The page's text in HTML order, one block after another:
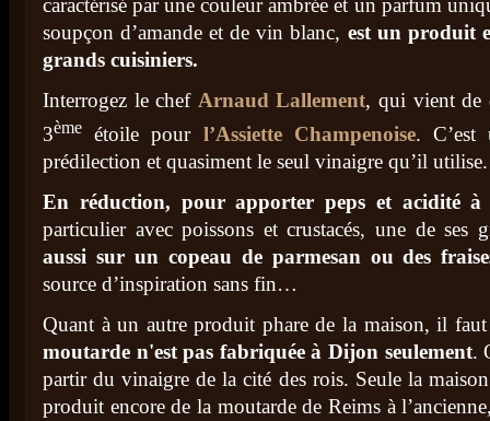
caractérisé par une couleur ambrée et un parfum
soupçon d’amande et de vin blanc, est un produit
grands cuisiniers.
Interrogez le chef Arnaud Lallement, qui vient de
3ème étoile pour l’Assiette Champenoise. C’est
prédilection et quasiment le seul vinaigre qu’il utilise.
En réduction, pour apporter peps et acidité
particulier avec poissons et crustacés, une de ses
aussi sur un copeau de parmesan ou des
source d’inspiration sans fin…
Quant à un autre produit phare de la maison, il
moutarde n'est pas fabriquée à Dijon seulement.
partir du vinaigre de la cité des rois. Seule la
produit encore de la moutarde de Reims à